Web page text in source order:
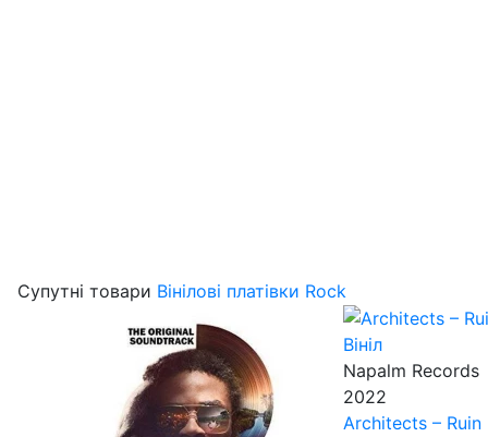
Супутні товари Вінілові платівки Rock
Вініл
Napalm Records
2022
Architects – Ruin